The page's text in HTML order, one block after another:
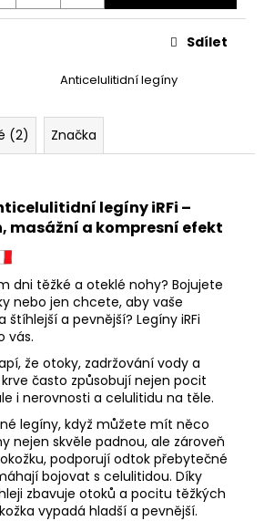
Anticelulitidní legíny
Sdílet
(2) Značka
legíny iRFi –
masážní a kompresní efekt
dni těžké a oteklé nohy? Bojujete
nebo jen chcete, aby vaše
a pevnější? Legíny iRFi
vás.
že otoky, zadržování vody a
často způsobují nejen pocit
i nerovnosti a celulitidu na těle.
legíny, když můžete mít něco
nejen skvěle padnou, ale zároveň
podporují odtok přebytečné
bojovat s celulitidou. Díky
zbavuje otoků a pocitu těžkých
vypadá hladší a pevnější.